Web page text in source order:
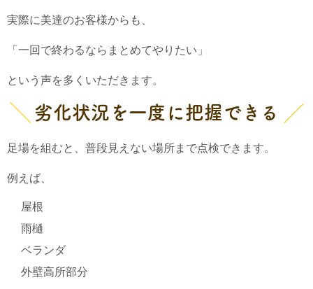
実際に美達のお客様からも、
「一回で終わるならまとめてやりたい」
という声を多くいただきます。
劣化状況を一度に把握できる
足場を組むと、普段見えない場所まで点検できます。
例えば、
屋根
雨樋
ベランダ
外壁高所部分